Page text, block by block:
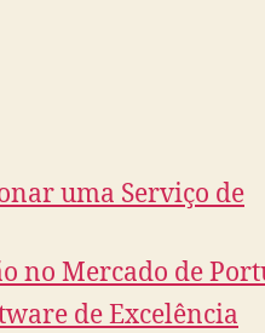
uma Serviço de
no Mercado de
de Excelência